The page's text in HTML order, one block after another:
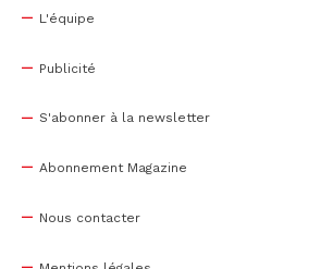
L'équipe
Publicité
S'abonner à la newsletter
Abonnement Magazine
Nous contacter